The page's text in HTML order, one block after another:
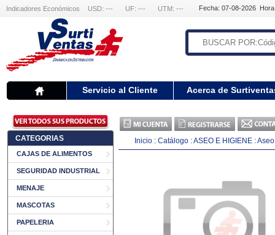
Indicadores Económicos USD: --- UF: --- UTM: --- Fecha: 07-08-2026
Servicio al Cliente Acerca de
CATEGORIAS
CAJAS DE ALIMENTOS
SEGURIDAD INDUSTRIAL
MENAJE
MASCOTAS
PAPELERIA
Inicio : Catálogo :ASEO E HIGIENE :